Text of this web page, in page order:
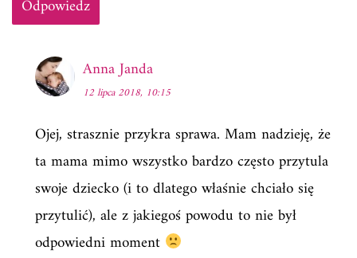
Odpowiedz
Anna Janda
12 lipca 2018, 10:15
Ojej, strasznie przykra sprawa. Mam nadzieję, że
ta mama mimo wszystko bardzo często przytula
swoje dziecko (i to dlatego właśnie chciało się
przytulić), ale z jakiegoś powodu to nie był
odpowiedni moment